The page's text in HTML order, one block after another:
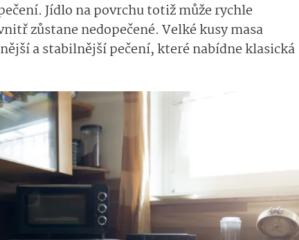
Jídlo na povrchu totiž může rychle
zůstane nedopečené. Velké kusy masa
a stabilnější pečení, které nabídne klasická